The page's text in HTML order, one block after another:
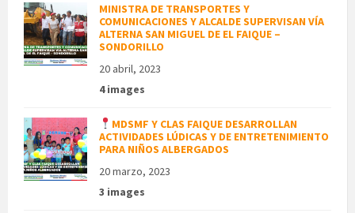
MINISTRA DE TRANSPORTES Y
COMUNICACIONES Y ALCALDE SUPERVISAN VÍA
ALTERNA SAN MIGUEL DE EL FAIQUE –
SONDORILLO
20 abril, 2023
4 images
MDSMF Y CLAS FAIQUE DESARROLLAN
ACTIVIDADES LÚDICAS Y DE ENTRETENIMIENTO
PARA NIÑOS ALBERGADOS
20 marzo, 2023
3 images